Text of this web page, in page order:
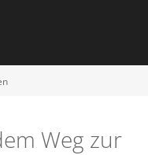
Weg zur